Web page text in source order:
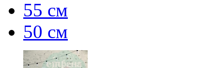
55 см
50 см